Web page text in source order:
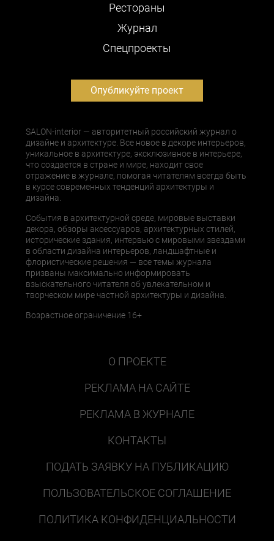
Рестораны
Журнал
Cпецпроекты
Опубликуйте проект
SALON-interior — авторитетный российский журнал о
дизайне и архитектуре. Все новое в декоре интерьеров,
уникальное в архитектуре, эксклюзивное в интерьере,
что создается в стране и мире, находит свое
отражение в журнале, помогая читателям всегда быть
в курсе современных тенденций архитектуры и
дизайна.
События в архитектурной среде, мировые выставки
декора, обзоры аксессуаров, архитектурных стилей,
исторические здания, интервью с мировыми звездами
в области дизайна интерьеров, ландшафтные и
флористические решения — все темы журнала
призваны максимально информировать
взыскательного читателя об увлекательном и
творческом мире частной архитектуры и дизайна.
Возрастное ограничение 16+
О ПРОЕКТЕ
РЕКЛАМА НА САЙТЕ
РЕКЛАМА В ЖУРНАЛЕ
КОНТАКТЫ
ПОДАТЬ ЗАЯВКУ НА ПУБЛИКАЦИЮ
ПОЛЬЗОВАТЕЛЬСКОЕ СОГЛАШЕНИЕ
ПОЛИТИКА КОНФИДЕНЦИАЛЬНОСТИ